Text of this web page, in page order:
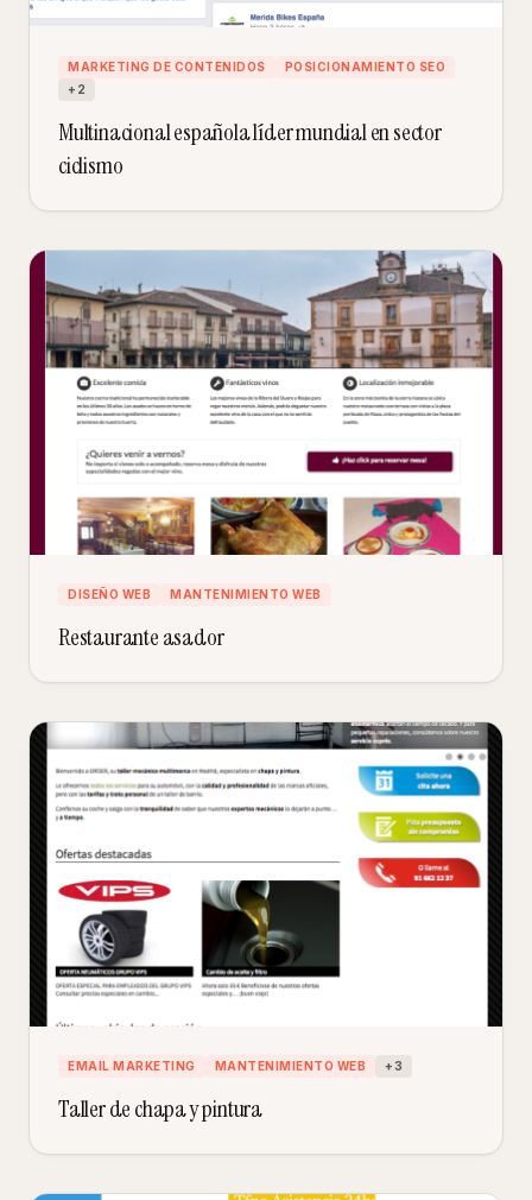
MARKETING DE CONTENIDOS
POSICIONAMIENTO SEO
+ 2
Multinacional española líder mundial en sector
ciclismo
DISEÑO WEB MANTENIMIENTO WEB
Restaurante asador
EMAIL MARKETING MANTENIMIENTO WEB +3
Taller de chapa y pintura